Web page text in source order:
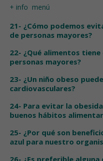
+ info menú
21- ¿Cómo podemos
de personas mayores?
22- ¿Qué alimentos
personas mayores?
23- ¿Un niño obeso
cardiovasculares?
24- Para evitar la
buenos hábitos
25- ¿Por qué son
azul para nuestro
26- ¿Es preferible